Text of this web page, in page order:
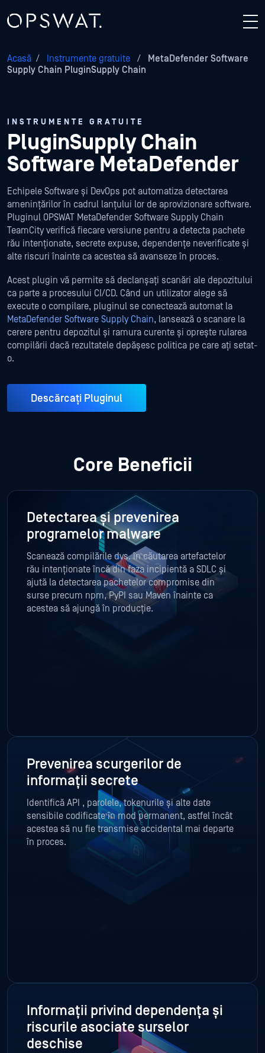
Acasă / Instrumente gratuite /
MetaDefender Software
Supply Chain PluginSupply Chain
INSTRUMENTE GRATUITE
PluginSupply Chain
Software MetaDefender
Echipele Software și DevOps pot automatiza detectarea
amenințărilor în cadrul lanțului lor de aprovizionare software.
Pluginul OPSWAT MetaDefender Software Supply Chain
TeamCity verifică fiecare versiune pentru a detecta pachete
rău intenționate, secrete expuse, dependențe neverificate și
alte riscuri înainte ca acestea să avanseze în proces.
Acest plugin vă permite să declanșați scanări ale depozitului
ca parte a procesului CI/CD. Când un utilizator alege să
execute o compilare, pluginul se conectează automat la
MetaDefender Software Supply Chain, lansează o scanare la
cerere pentru depozitul și ramura curente și oprește rularea
compilării dacă rezultatele depășesc politica pe care ați setat-
o.
Descărcați Pluginul
Core Beneficii
Detectarea și prevenirea
programelor malware
Scanează compilările dvs. în căutarea artefactelor
rău intenționate încă din faza incipientă a SDLC și
ajută la detectarea pachetelor compromise din
surse precum npm, PyPI sau Maven înainte ca
acestea să ajungă în producție.
Prevenirea scurgerilor de
informații secrete
Identifică API , parolele, tokenurile și alte date
sensibile codificate în mod permanent, astfel încât
acestea să nu fie transmise accidental mai departe
în proces.
Informații privind dependența și
riscurile asociate surselor
deschise